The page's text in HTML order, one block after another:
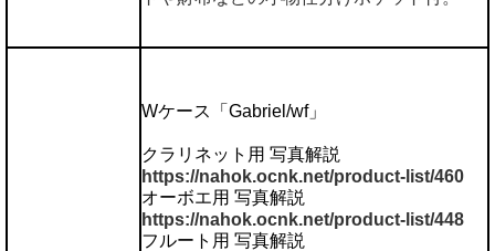
Wケース「Gabriel/wf」
クラリネット用 写真解説
https://nahok.ocnk.net/product-list/460
オーボエ用 写真解説
https://nahok.ocnk.net/product-list/448
フルート用 写真解説